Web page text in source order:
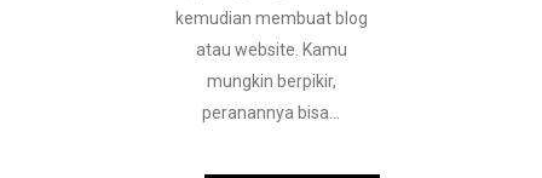
kemudian membuat blog
atau website. Kamu
mungkin berpikir,
peranannya bisa...